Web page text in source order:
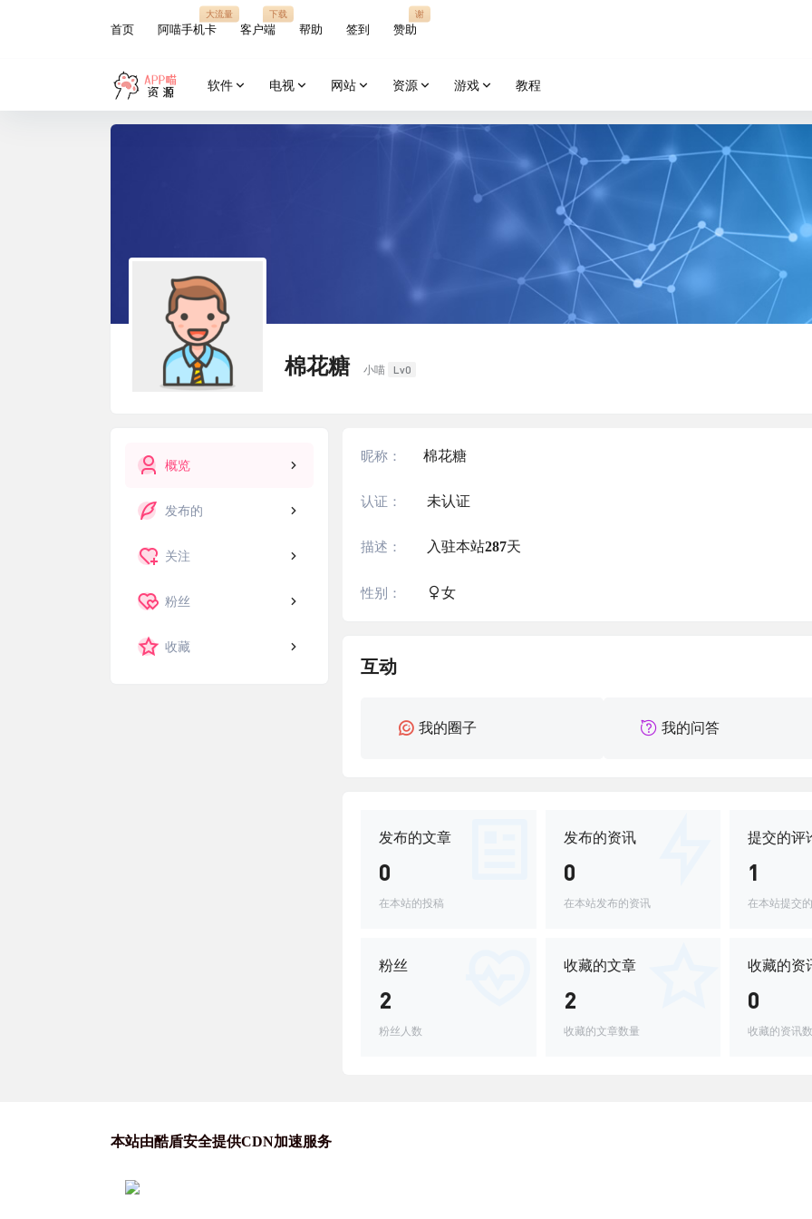
首页 阿喵手机卡
大流量
客户端
下载
帮助 签到 赞助
谢
软件 电视 网站 资源 游戏 教程
棉花糖 小喵 Lv0
概览
发布的
关注
粉丝
收藏
昵称： 棉花糖
认证： 未认证
描述： 入驻本站287天
性别： 女
互动
我的圈子 我的问答
发布的文章
0
在本站的投稿
发布的资讯
0
在本站发布的资讯
提交的评
1
在本站提交
粉丝
2
粉丝人数
收藏的文章
2
收藏的文章数量
收藏的资
0
收藏的资讯
本站由酷盾安全提供CDN加速服务